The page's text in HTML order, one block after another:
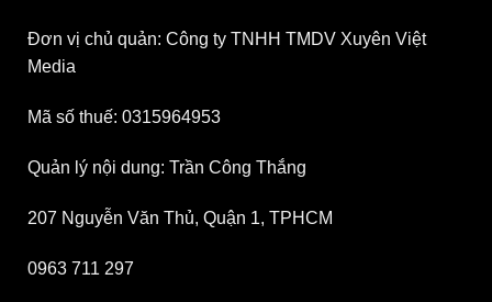
Đơn vị chủ quản: Công ty TNHH TMDV Xuyên Việt
Media
Mã số thuế: 0315964953
Quản lý nội dung: Trần Công Thắng
207 Nguyễn Văn Thủ, Quận 1, TPHCM
0963 711 297